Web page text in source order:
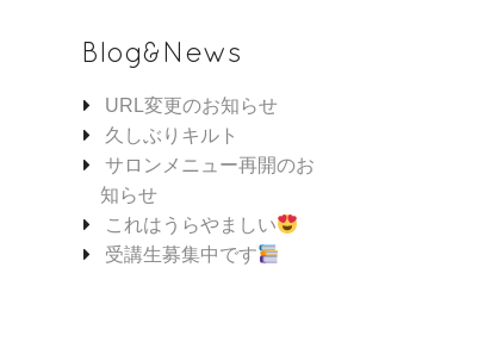
Blog&News
URL変更のお知らせ
久しぶりキルト
サロンメニュー再開のお
知らせ
これはうらやましい
受講生募集中です